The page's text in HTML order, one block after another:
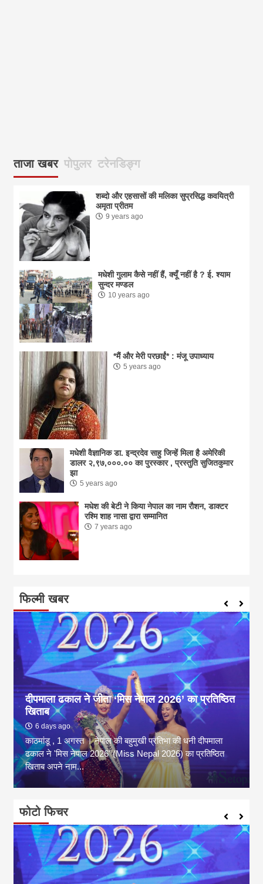
ताजा खबर पोपुलर टरेनडिङ्ग
शब्दो और एहसासों की मलिका सुप्रसिद्ध कवयित्री
अमृता प्रीतम
9 years ago
मधेशी गुलाम कैसे नहीं हैं, क्यूँ नहीं है ? ई. श्याम
सुन्दर मण्डल
10 years ago
*मैं और मेरी परछाईं* : मंजू उपाध्याय
5 years ago
मधेशी वैज्ञानिक डा. इन्द्रदेव साहु जिन्हें मिला है अमेरिकी
डालर २,९७,०००.०० का पुरस्कार , प्रस्तुति सुजितकुमार
झा
5 years ago
मधेश की बेटी ने किया नेपाल का नाम राैशन, डाक्टर
रश्मि शाह नासा द्वारा सम्मानित
7 years ago
फिल्मी खबर
दीपमाला ढकाल ने जीता ‘मिस नेपाल 2026’ का प्रतिष्ठित
खिताब
6 days ago
काठमांडू , 1 अगस्त । नेपाल की बहुमुखी प्रतिभा की धनी दीपमाला
ढकाल ने 'मिस नेपाल 2026' (Miss Nepal 2026) का प्रतिष्ठित
खिताब अपने नाम...
फोटो फिचर